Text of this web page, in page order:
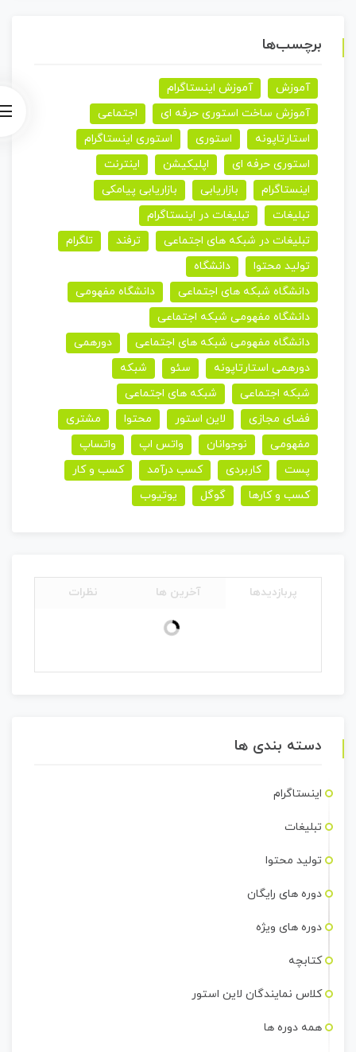
برچسب‌ها
آموزش
آموزش اینستاگرام
آموزش ساخت استوری حرفه ای
اجتماعی
استارتاپونه
استوری
استوری اینستاگرام
استوری حرفه ای
اپلیکیشن
اینترنت
اینستاگرام
بازاریابی
بازاریابی پیامکی
تبلیغات
تبلیغات در اینستاگرام
تبلیغات در شبکه های اجتماعی
ترفند
تلگرام
تولید محتوا
دانشگاه
دانشگاه شبکه های اجتماعی
دانشگاه مفهومی
دانشگاه مفهومی شبکه اجتماعی
دانشگاه مفهومی شبکه های اجتماعی
دورهمی
دورهمی استارتاپونه
سئو
شبکه
شبکه اجتماعی
شبکه های اجتماعی
فضای مجازی
لاین استور محتوا
مشتری
مفهومی
نوجوانان واتس اپ
واتساپ
پست
کاربردی کسب درآمد
کسب و کار
کسب و کارها
گوگل یوتیوب
پربازدیدها آخرین ها نظرات
دسته بندی ها
اینستاگرام
تبلیغات
تولید محتوا
دوره های رایگان
دوره های ویژه
کتابچه
کلاس نمایندگان لاین استور
همه دوره ها